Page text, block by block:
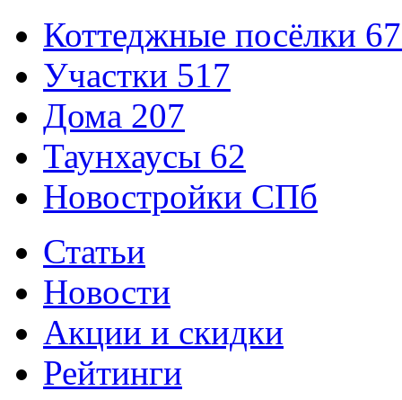
Коттеджные посёлки
Участки 517
Дома 207
Таунхаусы 62
Новостройки СПб
Статьи
Новости
Акции и скидки
Рейтинги